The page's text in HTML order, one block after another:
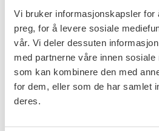
Vi bruker informasjonskapsler for
preg, for å levere sosiale
vår. Vi deler dessuten
med partnerne våre innen
som kan kombinere den med
for dem, eller som de har samlet
deres.
– Vi må sette oss inn i
mer om etterverns-endringen,
dette er et av områdene vi
oss om framover, sier Kvisvik.
Samtaleprosessen,